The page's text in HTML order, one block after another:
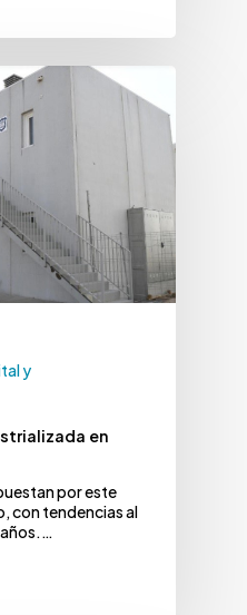
y
en
por este
con tendencias al